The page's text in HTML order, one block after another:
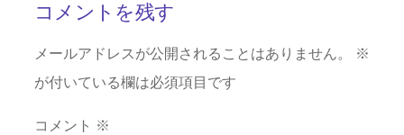
コメントを残す
メールアドレスが公開されることはありません。
※
が付いている欄は必須項目です
コメント ※